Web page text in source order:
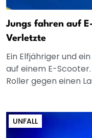
Jungs fahren auf
Verletzte
Ein Elfjähriger und
auf einem E-
Roller gegen einen
UNFALL